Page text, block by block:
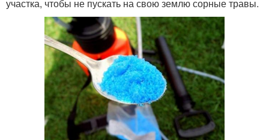
участка, чтобы не пускать на свою землю сорные травы.